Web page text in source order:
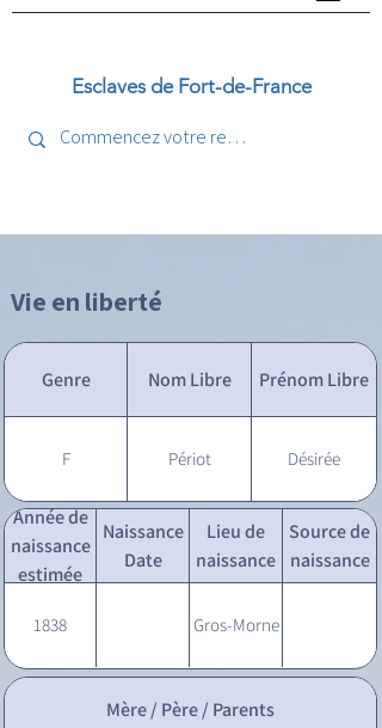
Esclaves de Fort-de-France
Vie en liberté
Genre Nom Libre Prénom Libre
F Périot Désirée
Année de
naissance
estimée
Naissance
Date
Lieu de
naissance
Source de
naissance
1838 Gros-Morne
Mère / Père / Parents